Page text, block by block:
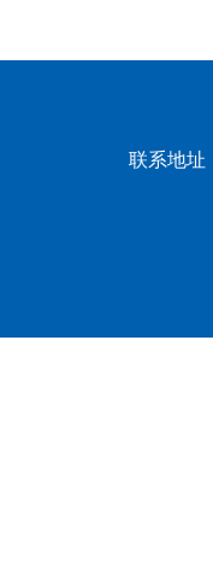
联系地址